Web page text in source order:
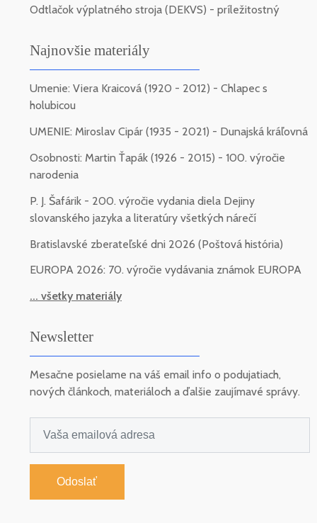
Odtlačok výplatného stroja (DEKVS) - príležitostný
Najnovšie materiály
Umenie: Viera Kraicová (1920 - 2012) - Chlapec s
holubicou
UMENIE: Miroslav Cipár (1935 - 2021) - Dunajská kráľovná
Osobnosti: Martin Ťapák (1926 - 2015) - 100. výročie
narodenia
P. J. Šafárik - 200. výročie vydania diela Dejiny
slovanského jazyka a literatúry všetkých nárečí
Bratislavské zberateľské dni 2026 (Poštová história)
EUROPA 2026: 70. výročie vydávania známok EUROPA
... všetky materiály
Newsletter
Mesačne posielame na váš email info o podujatiach,
nových článkoch, materiáloch a ďalšie zaujímavé správy.
Odoslať